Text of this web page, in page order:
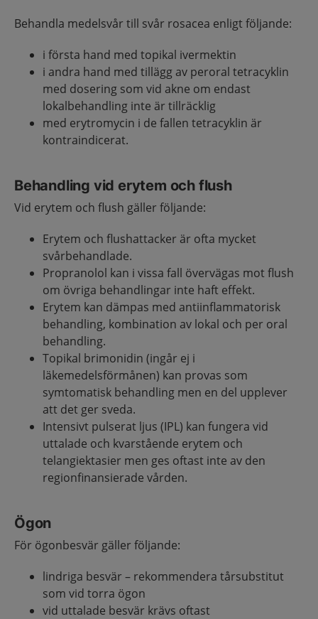
Behandla medelsvår till svår rosacea enligt följande:
i första hand med topikal ivermektin
i andra hand med tillägg av peroral tetracyklin
med dosering som vid akne om endast
lokalbehandling inte är tillräcklig
med erytromycin i de fallen tetracyklin är
kontraindicerat.
Behandling vid erytem och flush
Vid erytem och flush gäller följande:
Erytem och flushattacker är ofta mycket
svårbehandlade.
Propranolol kan i vissa fall övervägas mot flush
om övriga behandlingar inte haft effekt.
Erytem kan dämpas med antiinflammatorisk
behandling, kombination av lokal och per oral
behandling.
Topikal brimonidin (ingår ej i
läkemedelsförmånen) kan provas som
symtomatisk behandling men en del upplever
att det ger sveda.
Intensivt pulserat ljus (IPL) kan fungera vid
uttalade och kvarstående erytem och
telangiektasier men ges oftast inte av den
regionfinansierade vården.
Ögon
För ögonbesvär gäller följande:
lindriga besvär – rekommendera tårsubstitut
som vid torra ögon
vid uttalade besvär krävs oftast